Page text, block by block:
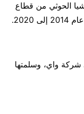
الحوثي من قطاع
واي، وسلمتها